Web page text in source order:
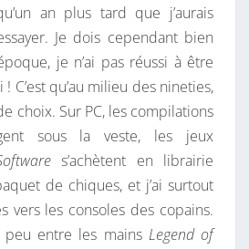
an plus tard que j’aurais
Je dois cependant bien
je n’ai pas réussi à être
C’est qu’au milieu des nineties,
choix. Sur PC, les compilations
sous la veste, les jeux
s’achètent en librairie
de chiques, et j’ai surtout
vers les consoles des copains.
peu entre les mains Legend of